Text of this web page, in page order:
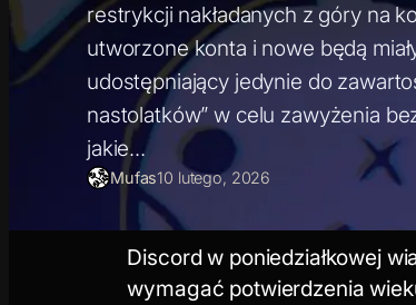
restrykcji nakładanych z góry na
utworzone konta i nowe będą
udostępniający jedynie do
nastolatków” w celu zawyżenia
jakie…
Mufas10 lutego, 2026
Discord w poniedziałkowej
wymagać potwierdzenia